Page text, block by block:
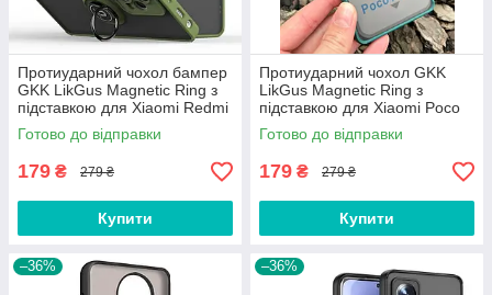
Протиударний чохол бампер
GKK LikGus Magnetic Ring з
підставкою для Xiaomi Redmi
Note 12 Pro 5G Olive
Готово до відправки
179 ₴ 279 ₴
Купити
Протиударний чохол GKK
LikGus Magnetic Ring з
підставкою для Xiaomi Poco
X3 / X3 Pro Green
Готово до відправки
179 ₴ 279 ₴
Купити
–36% –36%